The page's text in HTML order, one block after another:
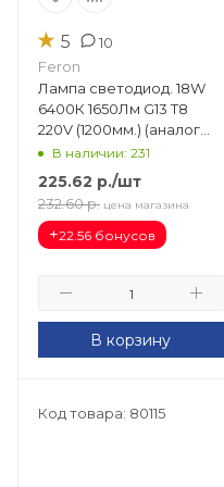
★ 5 10
Feron
Лампа светодиод. 18W
6400К 1650Лм G13 T8
220V (1200мм.) (аналог
L36) матовая 25500
В наличии: 231
225.62 р./шт
232.60 р. цена магазина
+22.56 бонусов
В корзину
Код товара: 80115